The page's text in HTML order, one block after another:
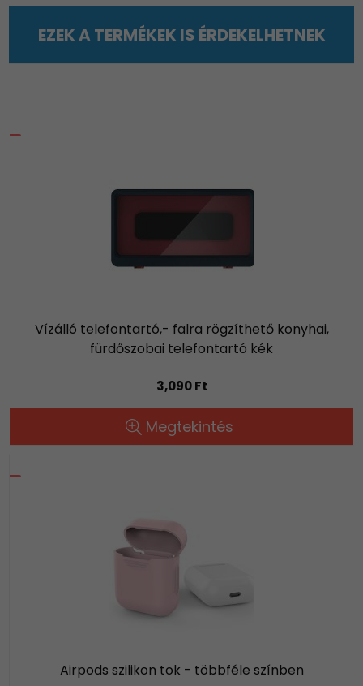
EZEK A TERMÉKEK IS ÉRDEKELHETNEK
Vízálló telefontartó,- falra rögzíthető konyhai,
fürdőszobai telefontartó kék
3,090 Ft
Megtekintés
Airpods szilikon tok - többféle színben